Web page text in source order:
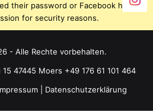
their password or Facebook has
for security reasons.
- Alle Rechte vorbehalten.
47445 Moers +49 176 61 101 464
Datenschutzerklärung